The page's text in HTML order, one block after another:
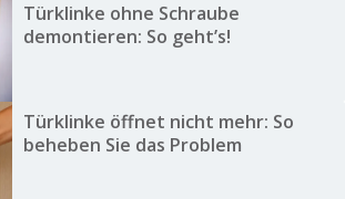
Türklinke ohne Schraube
demontieren: So geht’s!
Türklinke öffnet nicht mehr: So
beheben Sie das Problem